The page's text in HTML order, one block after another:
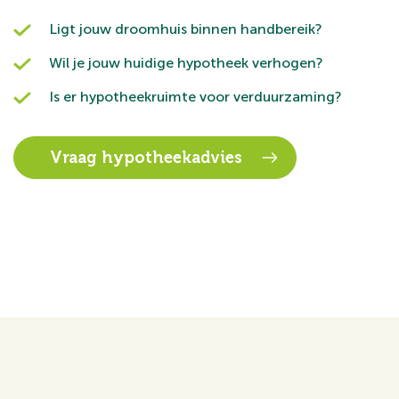
Deze informatie is door ons met de nodige
onjuistheid of anderszins, dan wel de gevolgen daarvan.
oppervlakten zijn indicatief.
Ligt jouw droomhuis binnen handbereik?
Wil je jouw huidige hypotheek verhogen?
Is er hypotheekruimte voor verduurzaming?
Vraag hypotheekadvies